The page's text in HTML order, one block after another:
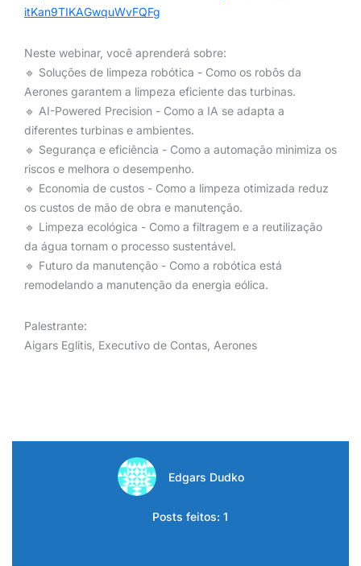
itKan9TIKAGwquWvFQFg
Neste webinar, você aprenderá sobre:
🔹 Soluções de limpeza robótica - Como os robôs da
Aerones garantem a limpeza eficiente das turbinas.
🔹 AI-Powered Precision - Como a IA se adapta a
diferentes turbinas e ambientes.
🔹 Segurança e eficiência - Como a automação minimiza os
riscos e melhora o desempenho.
🔹 Economia de custos - Como a limpeza otimizada reduz
os custos de mão de obra e manutenção.
🔹 Limpeza ecológica - Como a filtragem e a reutilização
da água tornam o processo sustentável.
🔹 Futuro da manutenção - Como a robótica está
remodelando a manutenção da energia eólica.
Palestrante:
Aigars Eglitis, Executivo de Contas, Aerones
Edgars Dudko
Posts feitos: 1